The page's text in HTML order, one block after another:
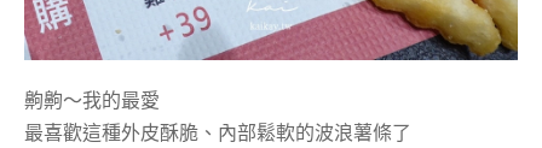
齁齁～我的最愛
最喜歡這種外皮酥脆、內部鬆軟的波浪薯條了